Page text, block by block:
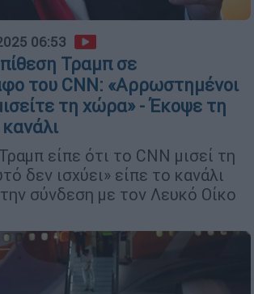
06:53
Τραμπ σε
του CNN: «Αρρωστημένοι
τη χώρα» - Έκοψε τη
είπε ότι το CNN μισεί τη
δεν ισχύει» είπε το κανάλι
σύνδεση με τον Λευκό Οίκο